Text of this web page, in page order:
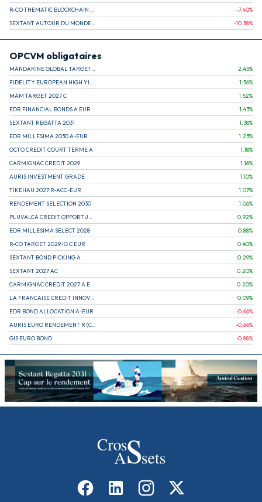
-7.40%
-10.58%
OPCVM obligataires
2.45%
1.56%
MAM TARGET 2027 C
1.52%
EDR FINANCIAL BONDS A EUR
1.43%
SEXTANT REGATTA 2031
1.38%
EDR MILLESIMA 2030 A-EUR
1.23%
OCTO CREDIT COURT TERME A
1.18%
CARMIGNAC CREDIT 2029
1.16%
AURIS INVESTMENT GRADE
1.10%
TIKEHAU 2027 R-ACC-EUR
1.07%
RENDEMENT SELECTION 2030
1.06%
0.92%
EDR MILLESIMA SELECT 2028
0.88%
R-CO TARGET 2029 IG C EUR
0.40%
SEXTANT BOND PICKING A
0.29%
SEXTANT 2027 AC
0.20%
0.20%
LA FRANCAISE CREDIT INNOVATION
0.09%
EDR BOND ALLOCATION A-EUR
-0.66%
-0.66%
GIS EURO BOND
-0.88%